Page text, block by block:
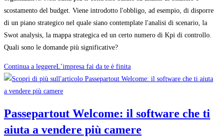
scostamento del budget. Viene introdotto l'obbligo, ad esempio, di disporre
di un piano strategico nel quale siano contemplate l'analisi di scenario, la
Swot analysis, la mappa strategica ed un certo numero di Kpi di controllo.
Quali sono le domande più significative?
Continua a leggereL’impresa fai da te è finita
Passepartout Welcome: il software che ti
aiuta a vendere più camere